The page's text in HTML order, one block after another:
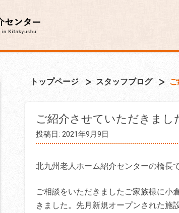
トップページ スタッフブログ
ご紹介させていただきまし
投稿日: 2021年9月9日
北九州老人ホーム紹介センターの橋長
ご相談をいただきましたご家族様に小
きました。先月新規オープンされた施